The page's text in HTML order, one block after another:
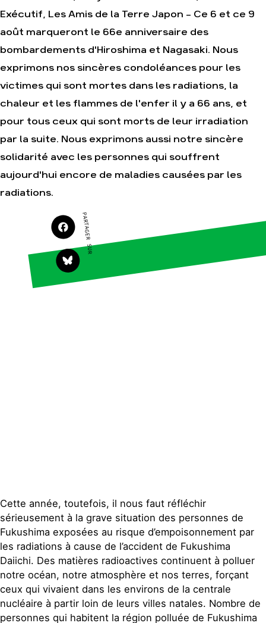
Faire un don
terrain
Agir au quotidien
Soutenir les
campagnes
Transmettre tout ou
patrimoine
Télécharger
guides éco-citoyens
Nos thématiques
Surproduction
Agriculture
Finance
Multinationales
Forêts
Actualités
Espace presse
Publications
Contact
Groupes
locaux
Exécutif, Les Amis de la Terre Japon - Ce 6 et ce 9
août marqueront le 66e anniversaire des
bombardements d'Hiroshima et Nagasaki. Nous
exprimons nos sincères condoléances pour les
victimes qui sont mortes dans les radiations, la
chaleur et les flammes de l'enfer il y a 66 ans, et
pour tous ceux qui sont morts de leur irradiation
par la suite. Nous exprimons aussi notre sincère
solidarité avec les personnes qui souffrent
aujourd'hui encore de maladies causées par les
radiations.
PARTAGER SUR
Cette année, toutefois, il nous faut réfléchir
sérieusement à la grave situation des personnes de
Fukushima exposées au risque d’empoisonnement par
les radiations à cause de l’accident de Fukushima
Daiichi. Des matières radioactives continuent à polluer
notre océan, notre atmosphère et nos terres, forçant
ceux qui vivaient dans les environs de la centrale
nucléaire à partir loin de leurs villes natales. Nombre de
personnes qui habitent la région polluée de Fukushima